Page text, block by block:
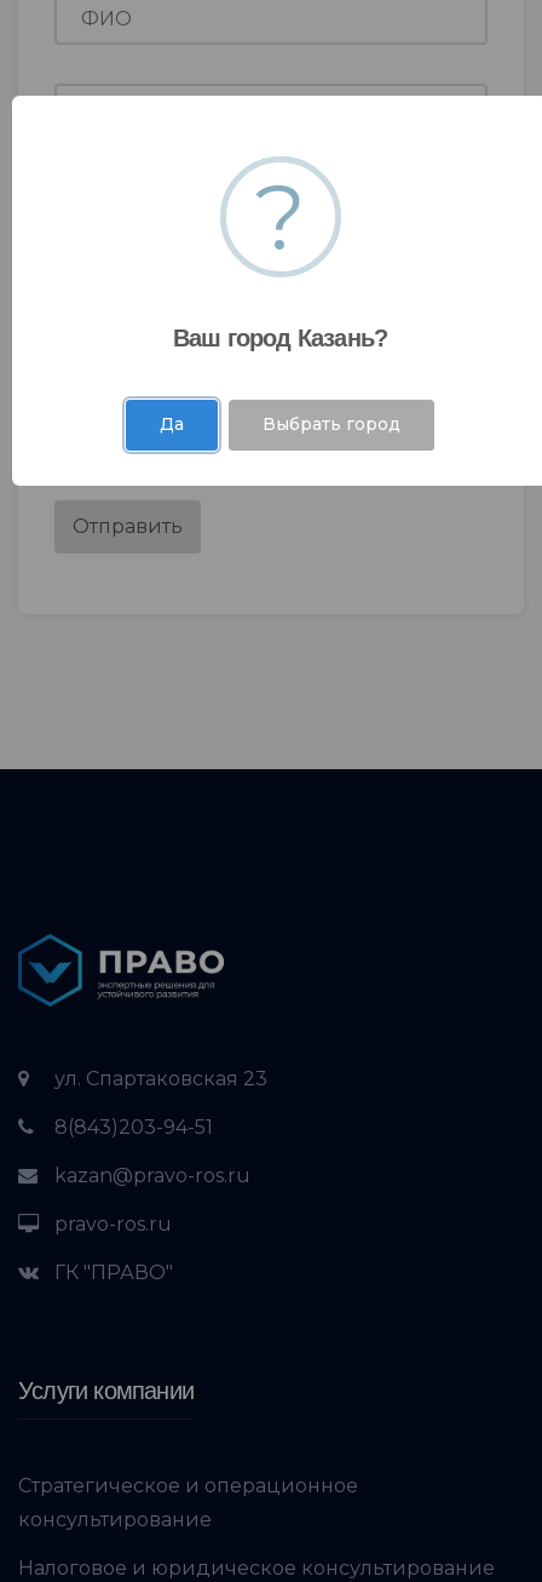
Я даю согласие наобработку моих
ул. Спартаковская 23
8(843)203-94-51
kazan@pravo-ros.ru
pravo-ros.ru
ГК "ПРАВО"
Услуги компании
Стратегическое и операционное
консультирование
Налоговое и юридическое консультирование
?
Ваш город Казань?
Да Выбрать город